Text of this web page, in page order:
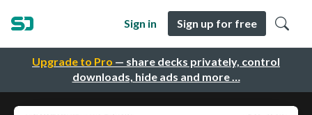
Upgrade to Pro — share decks privately, control
downloads, hide ads and more …
Sign in Sign up for free